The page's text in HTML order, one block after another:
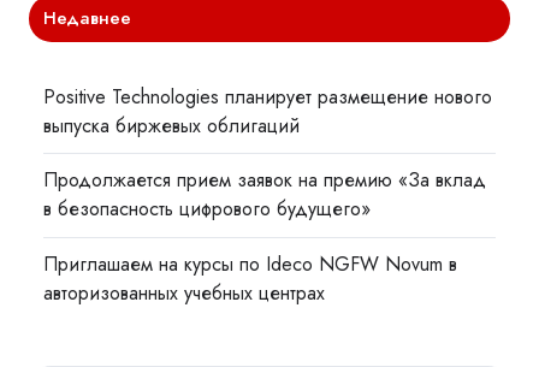
Недавнее
Positive Technologies планирует размещение нового
выпуска биржевых облигаций
Продолжается прием заявок на премию «За вклад
в безопасность цифрового будущего»
Приглашаем на курсы по Ideco NGFW Novum в
авторизованных учебных центрах